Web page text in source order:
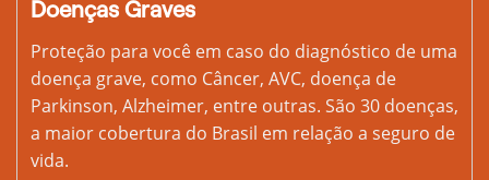
Doenças Graves
Proteção para você em caso do diagnóstico de uma
doença grave, como Câncer, AVC, doença de
Parkinson, Alzheimer, entre outras. São 30 doenças,
a maior cobertura do Brasil em relação a seguro de
vida.